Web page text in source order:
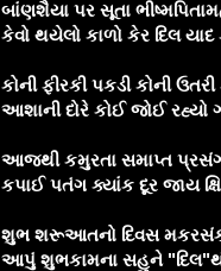
બાંણશૈયા પર સૂતા
કેવો થયેલો કાળો કેર દિલ
કોની ફીરકી પકડી કોની
આશાની દોરે કોઈ જોઈ
આજથી કમુરતા સમાપ્ત
કપાઈ પતંગ ક્યાંક દૂર જાય
શુભ શરૂઆતનો દિવસ
આપું શુભકામના સહુને